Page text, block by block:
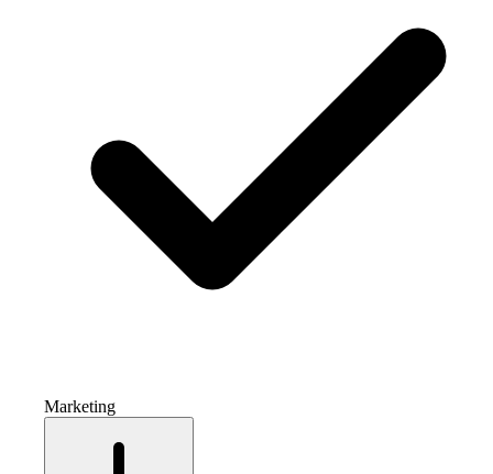
Marketing